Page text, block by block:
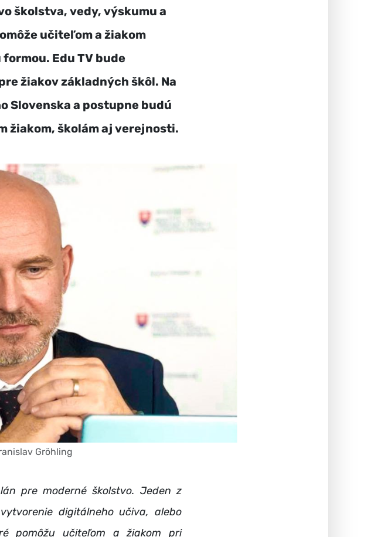
školstva, vedy, výskumu a
učiteľom a žiakom
Edu TV bude
žiakov základných škôl. Na
Slovenska a postupne budú
žiakom, školám aj verejnosti.
Gröhling
pre moderné školstvo. Jeden z
digitálneho učiva, alebo
pomôžu učiteľom a žiakom pri